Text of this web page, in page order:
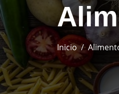
Inicio